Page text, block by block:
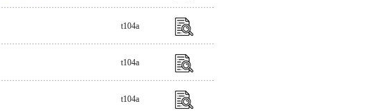
t104a
t104a
t104a